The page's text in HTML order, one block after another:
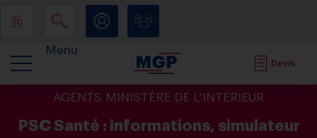
Menu
Devis
AGENTS MINISTÈRE DE L'INTÉRIEUR
PSC Santé : informations, simulateur